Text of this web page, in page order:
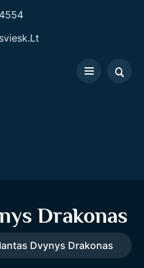
Drakonas
Dvynys Drakonas